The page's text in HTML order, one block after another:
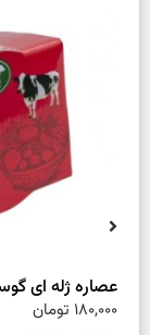
عصاره ژله ای گوساله
180,000 تومان